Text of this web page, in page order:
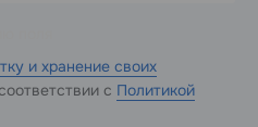
и хранение своих
с Политикой